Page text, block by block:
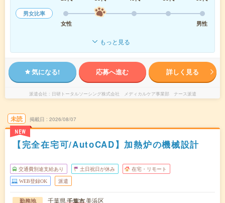
男女比率
女性
男性
もっと見る
気になる! 応募へ進む 詳しく見る
派遣会社 日研トータルソーシング株式会社 メディカルケア事業部 ナース派遣
未読
NEW
掲載日 2026/08/07
【完全在宅可/AutoCAD】加熱炉の機械設計
交通費別途支給あり 土日祝日が休み 在宅・リモート
WEB登録OK 派遣
勤務地 千葉県千葉市美浜区